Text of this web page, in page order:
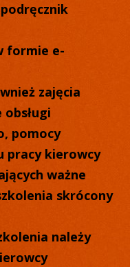
formie e-
zajęcia
pomocy
pracy kierowcy
ważne
skrócony
należy